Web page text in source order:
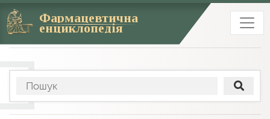
Фармацевтична
енциклопедія